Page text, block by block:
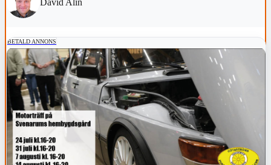
David Alin
BETALD ANNONS